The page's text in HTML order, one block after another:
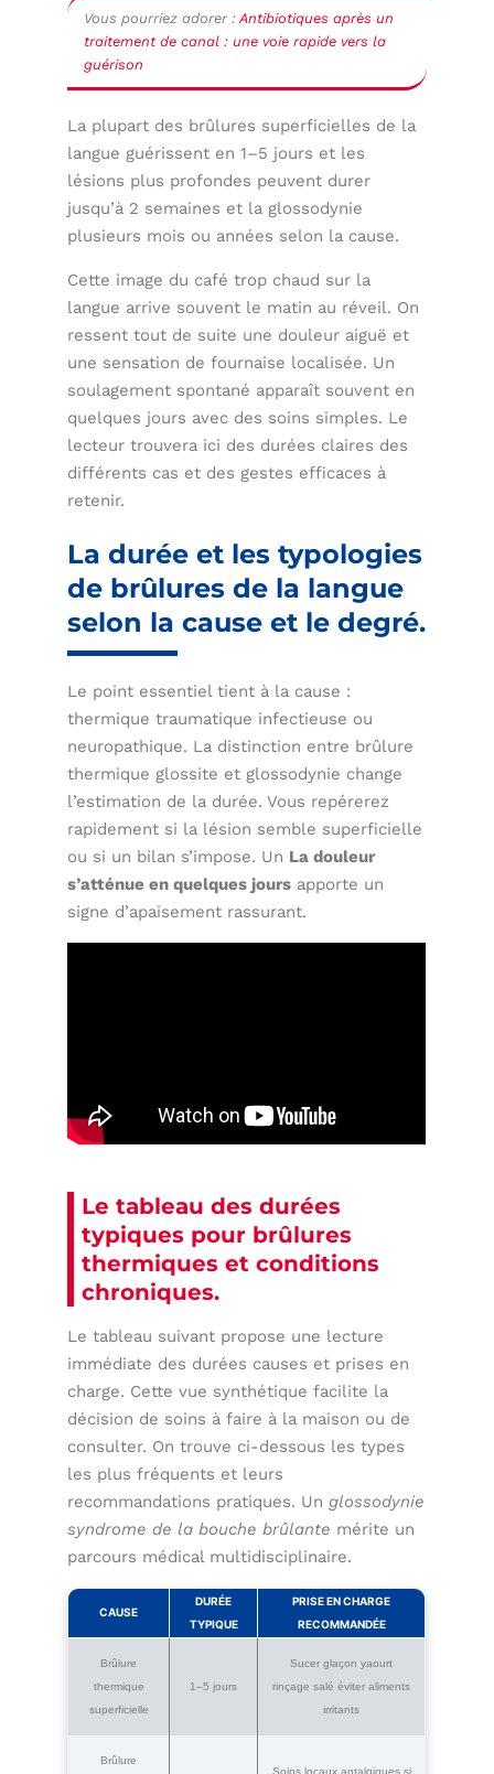
Vous pourriez adorer :Antibiotiques après un
traitement de canal : une voie rapide vers la
guérison
La plupart des brûlures superficielles de la
langue guérissent en 1–5 jours et les
lésions plus profondes peuvent durer
jusqu’à 2 semaines et la glossodynie
plusieurs mois ou années selon la cause.
Cette image du café trop chaud sur la
langue arrive souvent le matin au réveil. On
ressent tout de suite une douleur aiguë et
une sensation de fournaise localisée. Un
soulagement spontané apparaît souvent en
quelques jours avec des soins simples. Le
lecteur trouvera ici des durées claires des
différents cas et des gestes efficaces à
retenir.
La durée et les typologies
de brûlures de la langue
selon la cause et le degré.
Le point essentiel tient à la cause :
thermique traumatique infectieuse ou
neuropathique. La distinction entre brûlure
thermique glossite et glossodynie change
l’estimation de la durée. Vous repérerez
rapidement si la lésion semble superficielle
ou si un bilan s’impose. Un La douleur
s’atténue en quelques jours apporte un
signe d’apaisement rassurant.
Le tableau des durées
typiques pour brûlures
thermiques et conditions
chroniques.
Le tableau suivant propose une lecture
immédiate des durées causes et prises en
charge. Cette vue synthétique facilite la
décision de soins à faire à la maison ou de
consulter. On trouve ci-dessous les types
les plus fréquents et leurs
recommandations pratiques. Unglossodynie
syndrome de la bouche brûlante mérite un
parcours médical multidisciplinaire.
CAUSE
DURÉE
TYPIQUE
PRISE EN CHARGE
RECOMMANDÉE
Brûlure
thermique
superficielle
1–5 jours
Sucer glaçon yaourt
rinçage salé éviter aliments
irritants
Brûlure
Soins locaux antalgiques si